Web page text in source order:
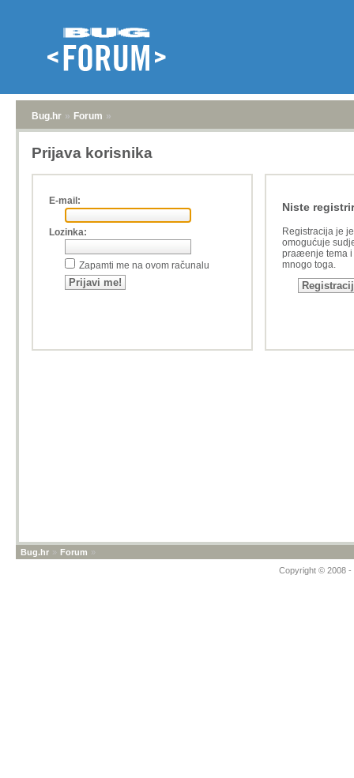
Bug.hr » Forum »
Prijava korisnika
E-mail:
Lozinka:
Zapamti me na ovom računalu
Niste
Registracija je
omogućuje
praæenje tema i
mnogo toga.
Bug.hr » Forum »
Copyright © 2008 -